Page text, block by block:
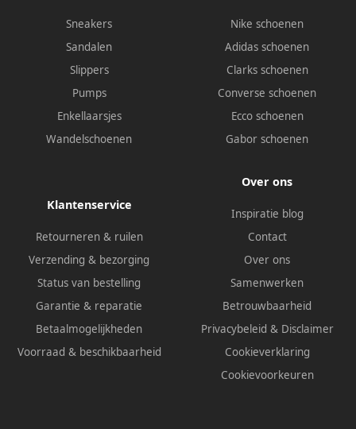
Sneakers
Sandalen
Slippers
Pumps
Enkellaarsjes
Wandelschoenen
Nike schoenen
Adidas schoenen
Clarks schoenen
Converse schoenen
Ecco schoenen
Gabor schoenen
Klantenservice
Retourneren & ruilen
Verzending & bezorging
Status van bestelling
Garantie & reparatie
Betaalmogelijkheden
Voorraad & beschikbaarheid
Over ons
Inspiratie blog
Contact
Over ons
Samenwerken
Betrouwbaarheid
Privacybeleid & Disclaimer
Cookieverklaring
Cookievoorkeuren